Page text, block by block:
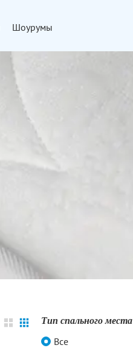
Шоурумы
Тип спального места
Все